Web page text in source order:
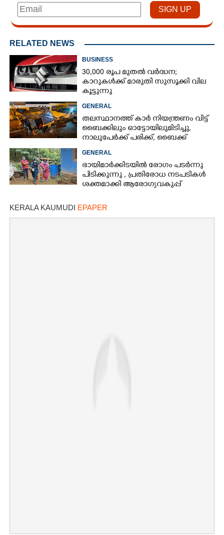
RELATED NEWS
BUSINESS
30,000 രൂപ മുതല്‍ വര്‍ദ്ധന;
കാറുകള്‍ക്ക് മാരുതി സുസൂക്കി വില
കൂട്ടുന്നു
GENERAL
തലസ്ഥാനത്ത് കാർ നിയന്ത്രണം വിട്ട്
ബൈക്കിലും ഓട്ടോയിലുമിടിച്ചു,​
നാലുപേർക്ക് പരിക്ക്,​ ബൈക്ക്
GENERAL
ഭായിമാർക്കിടയിൽ രോഗം പടർന്നു
പിടിക്കുന്നു ,​ പ്രതിരോധ നടപടികൾ
ശക്തമാക്കി ആരോഗ്യവകുപ്പ്
KERALA KAUMUDI EPAPER